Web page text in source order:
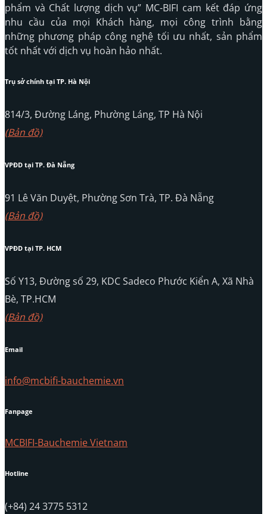
phẩm và Chất lượng dịch vụ” MC-BIFI cam kết đáp ứng
nhu cầu của mọi Khách hàng, mọi công trình bằng
những phương pháp công nghệ tối ưu nhất, sản phẩm
tốt nhất với dịch vụ hoàn hảo nhất.
Trụ sở chính tại TP. Hà Nội
814/3, Đường Láng, Phường Láng, TP Hà Nội
(Bản đồ)
VPĐD tại TP. Đà Nẵng
91 Lê Văn Duyệt, Phường Sơn Trà, TP. Đà Nẵng
(Bản đồ)
VPĐD tại TP. HCM
Số Y13, Đường số 29, KDC Sadeco Phước Kiển A, Xã Nhà
Bè, TP.HCM
(Bản đồ)
Email
info@mcbifi-bauchemie.vn
Fanpage
MCBIFI-Bauchemie Vietnam
Hotline
(+84) 24 3775 5312